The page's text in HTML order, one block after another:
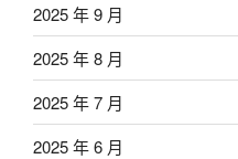
2025 年 9 月
2025 年 8 月
2025 年 7 月
2025 年 6 月